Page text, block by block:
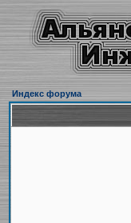
Индекс форума